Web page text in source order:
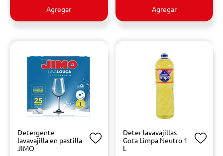
Agregar Agregar
Detergente
lavavajilla en pastilla
JIMO
Deter lavavajillas
Gota Limpa Neutro 1
L